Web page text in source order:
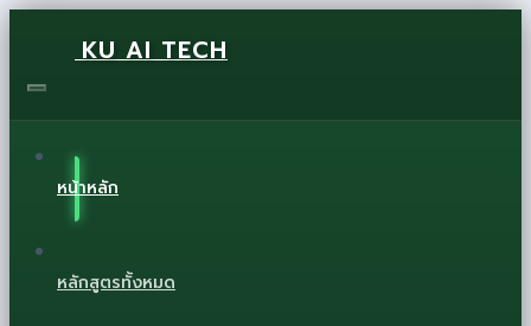
KU AI TECH
หน้าหลัก
หลักสูตรทั้งหมด